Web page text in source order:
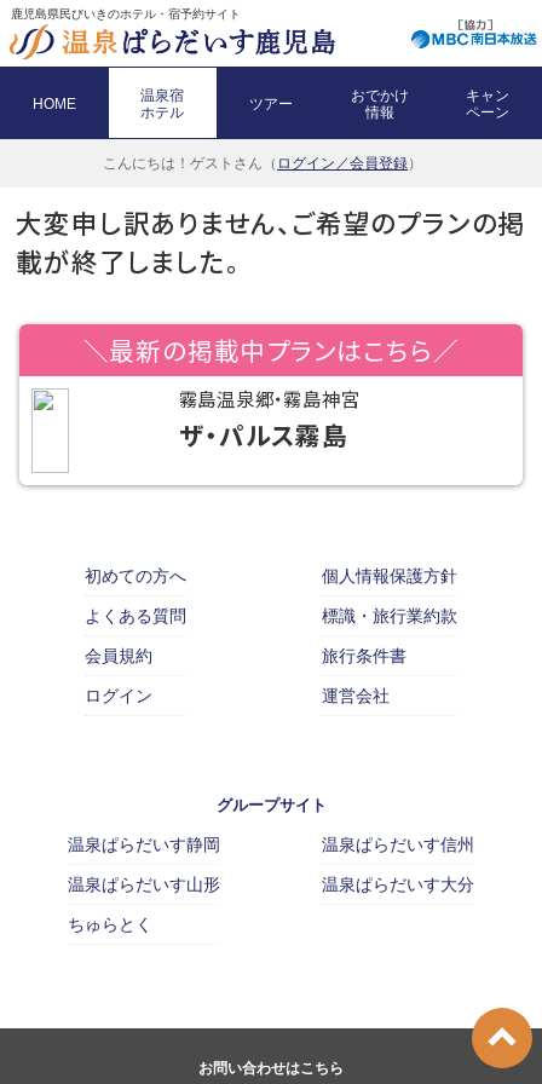
鹿児島県民びいきのホテル・宿予約サイト
HOME
温泉宿
ホテル
ツアー
おでかけ
情報
キャン
ペーン
こんにちは！ ゲストさん（ ログイン／会員登録）
大変申し訳ありません、ご希望のプランの掲
載が終了しました。
＼最新の掲載中プランはこちら／
霧島温泉郷・霧島神宮
ザ・パルス霧島
初めての方へ
よくある質問
会員規約
ログイン
個人情報保護方針
標識・旅行業約款
旅行条件書
運営会社
グループサイト
温泉ぱらだいす静岡
温泉ぱらだいす山形
ちゅらとく
温泉ぱらだいす信州
温泉ぱらだいす大分
お問い合わせはこちら